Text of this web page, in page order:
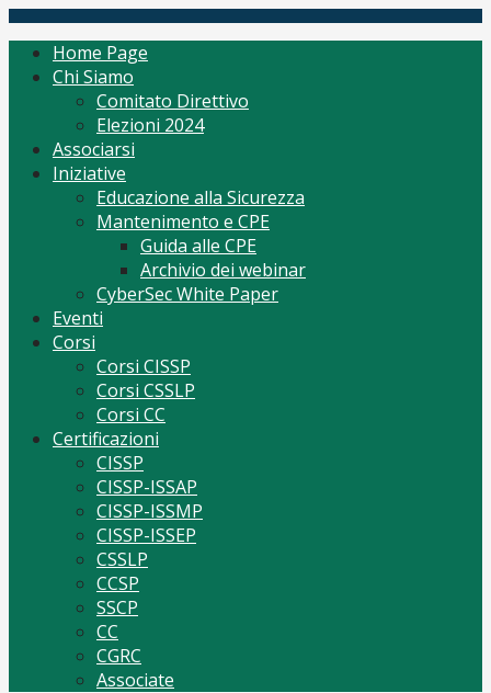
Skip
to
content
(ISC)2 Italy Chapter
Tutto per CISSP Corsi Orientamento mantenimento
Home Page
Chi Siamo
Comitato Direttivo
Elezioni 2024
Associarsi
Iniziative
Educazione alla Sicurezza
Mantenimento e CPE
Guida alle CPE
Archivio dei webinar
CyberSec White Paper
Eventi
Corsi
Corsi CISSP
Corsi CSSLP
Corsi CC
Certificazioni
CISSP
CISSP-ISSAP
CISSP-ISSMP
CISSP-ISSEP
CSSLP
CCSP
SSCP
CC
CGRC
Associate